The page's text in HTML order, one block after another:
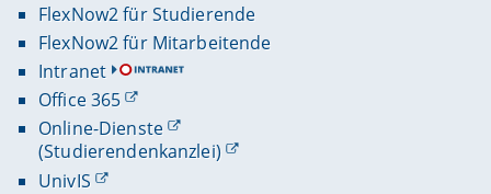
FlexNow2 für Studierende
FlexNow2 für Mitarbeitende
Intranet
Office 365
Online-Dienste
(Studierendenkanzlei)
UnivIS